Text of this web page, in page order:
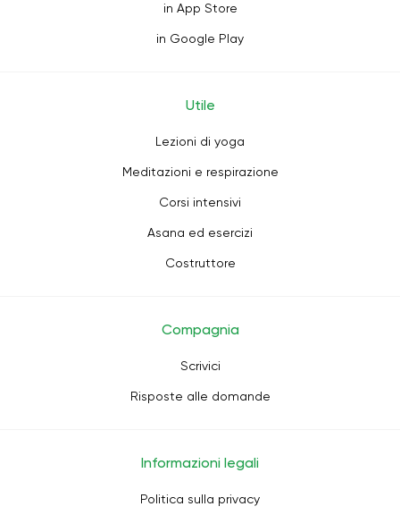
in App Store
in Google Play
Utile
Lezioni di yoga
Meditazioni e respirazione
Corsi intensivi
Asana ed esercizi
Costruttore
Compagnia
Scrivici
Risposte alle domande
Informazioni legali
Politica sulla privacy